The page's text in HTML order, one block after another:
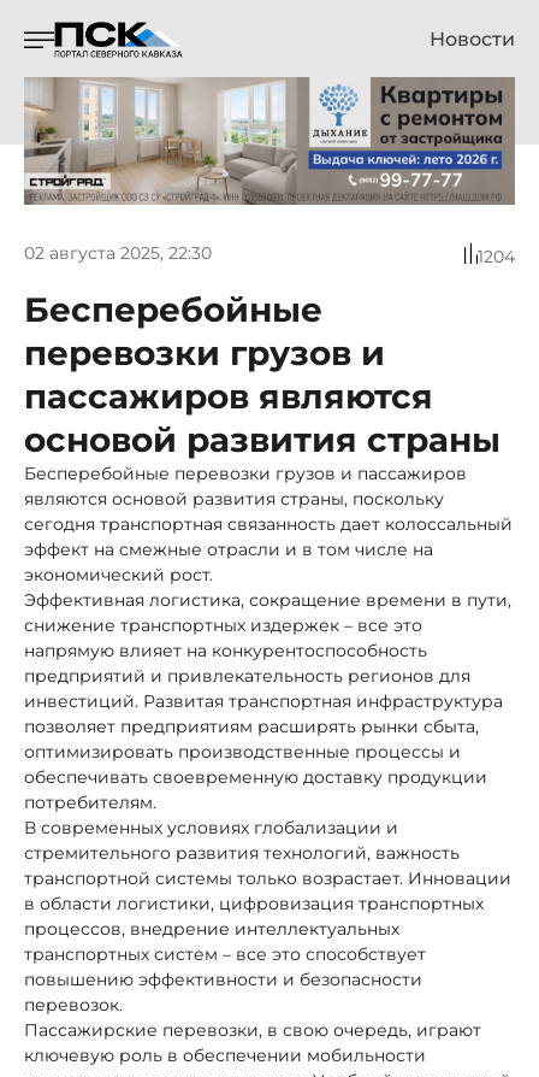
Новости
02 августа 2025, 22:30 1204
Бесперебойные
перевозки грузов и
пассажиров являются
основой развития страны
Бесперебойные перевозки грузов и пассажиров
являются основой развития страны, поскольку
сегодня транспортная связанность дает колоссальный
эффект на смежные отрасли и в том числе на
экономический рост.
Эффективная логистика, сокращение времени в пути,
снижение транспортных издержек – все это
напрямую влияет на конкурентоспособность
предприятий и привлекательность регионов для
инвестиций. Развитая транспортная инфраструктура
позволяет предприятиям расширять рынки сбыта,
оптимизировать производственные процессы и
обеспечивать своевременную доставку продукции
потребителям.
В современных условиях глобализации и
стремительного развития технологий, важность
транспортной системы только возрастает. Инновации
в области логистики, цифровизация транспортных
процессов, внедрение интеллектуальных
транспортных систем – все это способствует
повышению эффективности и безопасности
перевозок.
Пассажирские перевозки, в свою очередь, играют
ключевую роль в обеспечении мобильности